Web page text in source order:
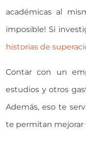
académicas al
imposible! Si
historias de
Contar con un
estudios y otros
Además, eso te
te permitan mejorar